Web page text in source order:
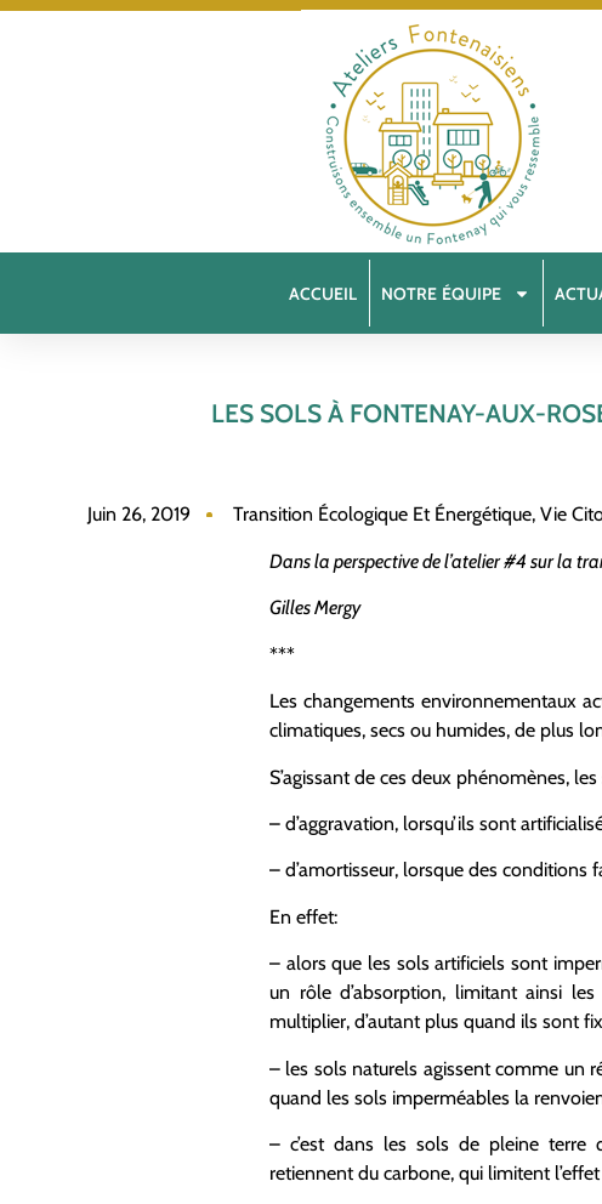
ACCUEIL NOTRE ÉQUIPE
LES SOLS À FONTENAY-AUX-
Juin 26, 2019 Transition Écologique Et Énergétique, Vie
Dans la perspective de l’atelier #4 sur la
Gilles Mergy
***
Les changements environnementaux
climatiques, secs ou humides, de plus
S’agissant de ces deux phénomènes,
– d’aggravation, lorsqu’ils sont
– d’amortisseur, lorsque des conditions
En effet:
– alors que les sols artificiels sont
un rôle d’absorption, limitant ainsi
multiplier, d’autant plus quand ils sont
– les sols naturels agissent comme un
quand les sols imperméables la
– c’est dans les sols de pleine terre
retiennent du carbone, qui limitent